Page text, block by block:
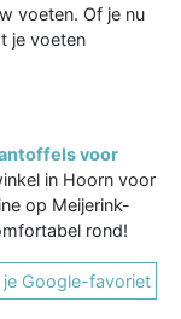
voeten. Of je nu
je voeten
voor
in Hoorn voor
op Meijerink-
rond!
je Google-favoriet